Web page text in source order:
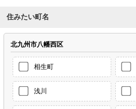
住みたい町名
北九州市八幡西区
相生町
浅川